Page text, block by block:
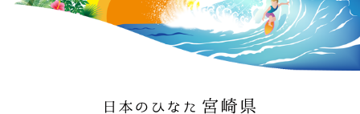
日本のひなた 宮崎県